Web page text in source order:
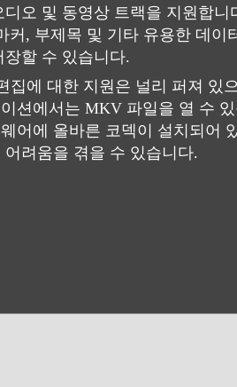
디오 및 동영상 트랙을 지원합니
커, 부제목 및 기타 유용한 데이
장할 수 있습니다.
집에 대한 지원은 널리 퍼져 있
션에서는 MKV 파일을 열 수
어에 올바른 코덱이 설치되어
어려움을 겪을 수 있습니다.